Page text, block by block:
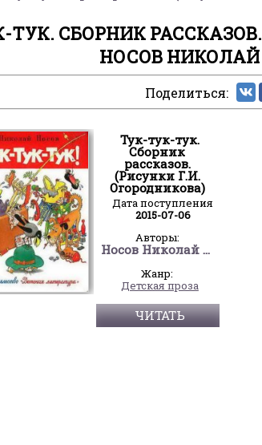
ТУК. СБОРНИК
НОСОВ
Поделиться:
Тук-тук-тук.
Сборник
рассказов.
(Рисунки Г.И.
Огородникова)
Дата поступления
2015-07-06
Авторы:
Носов Николай Николаевич
Жанр:
Детская проза
ЧИТАТЬ